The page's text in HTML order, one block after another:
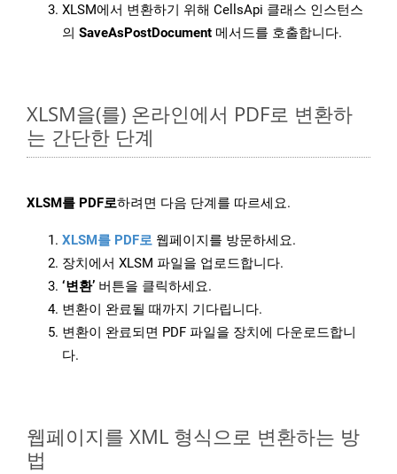
XLSM에서 변환하기 위해 CellsApi 클래스 인스턴스
의 SaveAsPostDocument 메서드를 호출합니다.
XLSM을(를) 온라인에서 PDF로 변환하
는 간단한 단계
XLSM를 PDF로하려면 다음 단계를 따르세요.
XLSM를 PDF로 웹페이지를 방문하세요.
장치에서 XLSM 파일을 업로드합니다.
‘변환’ 버튼을 클릭하세요.
변환이 완료될 때까지 기다립니다.
변환이 완료되면 PDF 파일을 장치에 다운로드합니
다.
웹페이지를 XML 형식으로 변환하는 방
법